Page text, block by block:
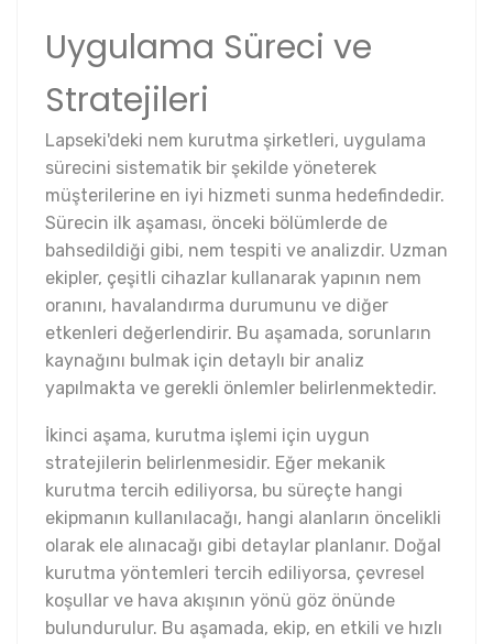
Uygulama Süreci ve
Stratejileri
Lapseki'deki nem kurutma şirketleri, uygulama
sürecini sistematik bir şekilde yöneterek
müşterilerine en iyi hizmeti sunma hedefindedir.
Sürecin ilk aşaması, önceki bölümlerde de
bahsedildiği gibi, nem tespiti ve analizdir. Uzman
ekipler, çeşitli cihazlar kullanarak yapının nem
oranını, havalandırma durumunu ve diğer
etkenleri değerlendirir. Bu aşamada, sorunların
kaynağını bulmak için detaylı bir analiz
yapılmakta ve gerekli önlemler belirlenmektedir.
İkinci aşama, kurutma işlemi için uygun
stratejilerin belirlenmesidir. Eğer mekanik
kurutma tercih ediliyorsa, bu süreçte hangi
ekipmanın kullanılacağı, hangi alanların öncelikli
olarak ele alınacağı gibi detaylar planlanır. Doğal
kurutma yöntemleri tercih ediliyorsa, çevresel
koşullar ve hava akışının yönü göz önünde
bulundurulur. Bu aşamada, ekip, en etkili ve hızlı